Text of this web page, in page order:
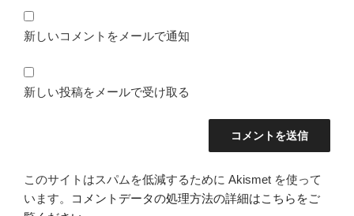
新しいコメントをメールで通知
新しい投稿をメールで受け取る
このサイトはスパムを低減するために Akismet を使って
います。
コメントデータの処理方法の詳細はこちらをご